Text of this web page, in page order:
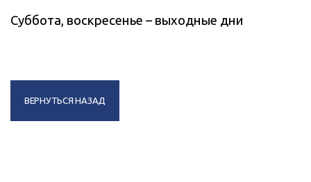
Суббота, воскресенье – выходные дни
ВЕРНУТЬСЯ НАЗАД